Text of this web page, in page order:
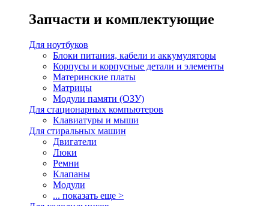
Запчасти и комплектующие
Для ноутбуков
Блоки питания, кабели и аккумуляторы
Корпусы и корпусные детали и элементы
Материнские платы
Матрицы
Модули памяти (ОЗУ)
Для стационарных компьютеров
Клавиатуры и мыши
Для стиральных машин
Двигатели
Люки
Ремни
Клапаны
Модули
... показать еще >